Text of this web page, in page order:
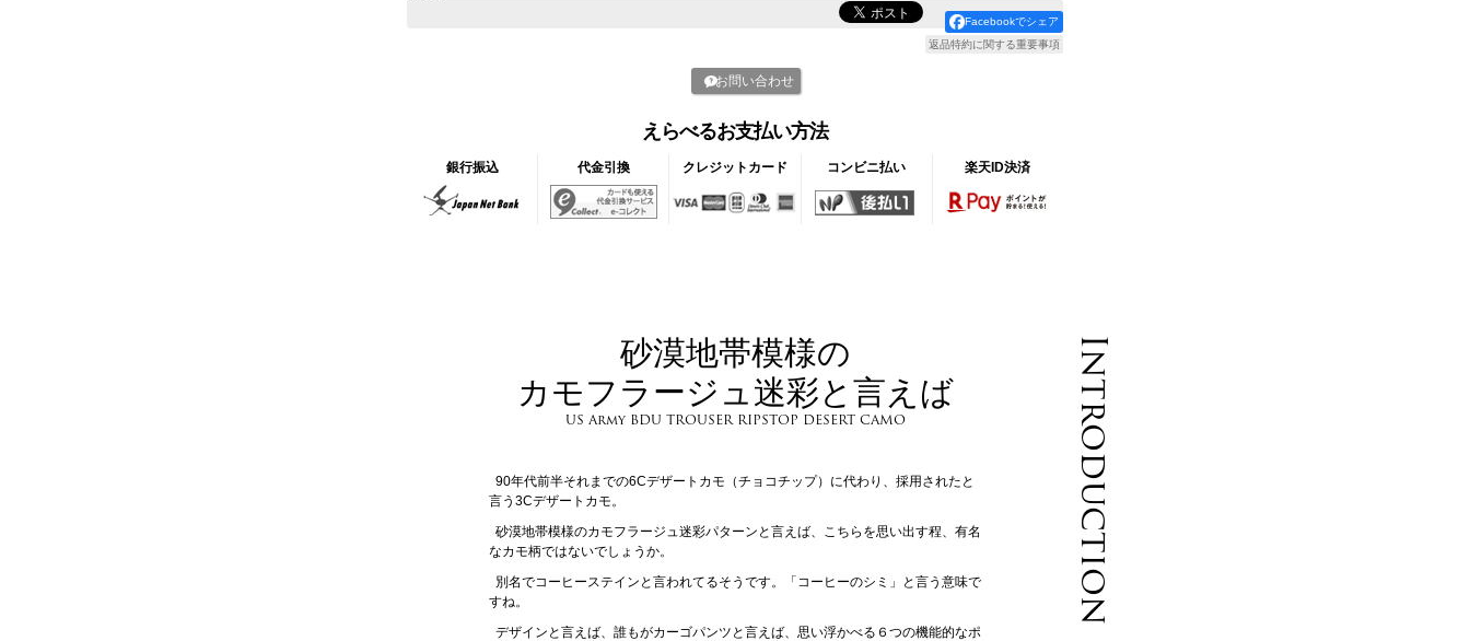
Facebookでシェア
返品特約に関する重要事項
お問い合わせ
えらべるお支払い方法
銀行振込 代金引換 クレジットカード コンビニ払い 楽天ID決済
Introduction
砂漠地帯模様の
カモフラージュ迷彩と言えば
US Army BDU TROUSER RIPSTOP DESERT CAMO
90年代前半それまでの6Cデザートカモ（チョコチップ）に代わり、採用されたと
言う3Cデザートカモ。
砂漠地帯模様のカモフラージュ迷彩パターンと言えば、こちらを思い出す程、有名
なカモ柄ではないでしょうか。
別名でコーヒーステインと言われてるそうです。「コーヒーのシミ」と言う意味で
すね。
デザインと言えば、誰もがカーゴパンツと言えば、思い浮かべる６つの機能的なポ